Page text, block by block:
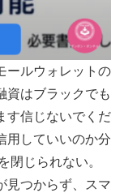
ールウォレットの
資はブラックでも
す信じないでくだ
用していいのか分
閉じられない。
見つからず、スマ